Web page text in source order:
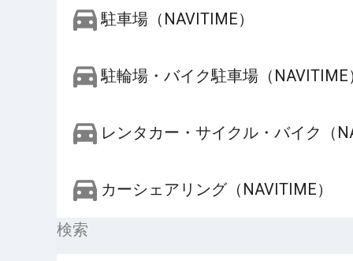
駐車場（NAVITIME）
駐輪場・バイク駐車場（NAVITIME
レンタカー・サイクル・バイク（
カーシェアリング（NAVITIME）
検索